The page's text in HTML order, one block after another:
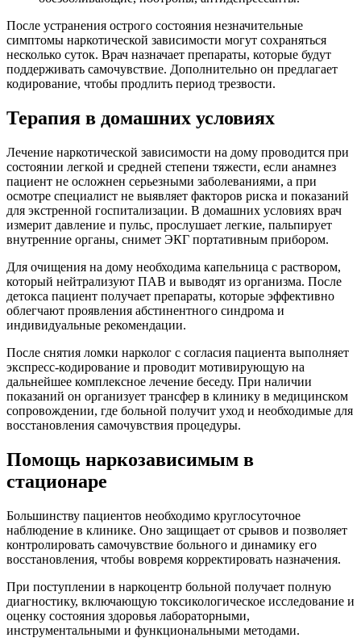
После устранения острого состояния незначительные
симптомы наркотической зависимости могут сохраняться
несколько суток. Врач назначает препараты, которые будут
поддерживать самочувствие. Дополнительно он предлагает
кодирование, чтобы продлить период трезвости.
Терапия в домашних условиях
Лечение наркотической зависимости на дому проводится при
состоянии легкой и средней степени тяжести, если анамнез
пациент не осложнен серьезными заболеваниями, а при
осмотре специалист не выявляет факторов риска и показаний
для экстренной госпитализации. В домашних условиях врач
измерит давление и пульс, прослушает легкие, пальпирует
внутренние органы, снимет ЭКГ портативным прибором.
Для очищения на дому необходима капельница с раствором,
который нейтрализуют ПАВ и выводят из организма. После
детокса пациент получает препараты, которые эффективно
облегчают проявления абстинентного синдрома и
индивидуальные рекомендации.
После снятия ломки нарколог с согласия пациента выполняет
экспресс-кодирование и проводит мотивирующую на
дальнейшее комплексное лечение беседу. При наличии
показаний он организует трансфер в клинику в медицинском
сопровождении, где больной получит уход и необходимые для
восстановления самочувствия процедуры.
Помощь наркозависимым в
стационаре
Большинству пациентов необходимо круглосуточное
наблюдение в клинике. Оно защищает от срывов и позволяет
контролировать самочувствие больного и динамику его
восстановления, чтобы вовремя корректировать назначения.
При поступлении в наркоцентр больной получает полную
диагностику, включающую токсикологическое исследование и
оценку состояния здоровья лабораторными,
инструментальными и функциональными методами.